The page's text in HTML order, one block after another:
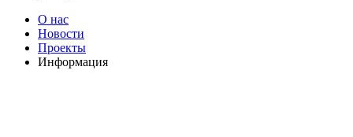
О нас
Новости
Проекты
Информация